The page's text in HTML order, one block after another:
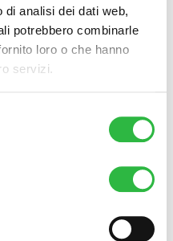
analisi dei dati web,
potrebbero combinarle
loro o che hanno
servizi.
con il servizio di Small Pay.
non idoneo/indicato il paziente
iva sarà effettuata previa